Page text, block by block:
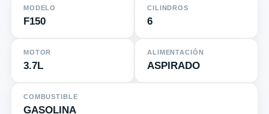
MODELO
F150
CILINDROS
6
MOTOR
3.7L
ALIMENTACIÓN
ASPIRADO
COMBUSTIBLE
GASOLINA